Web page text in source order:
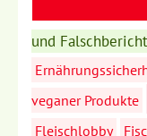
und
veganer Produkte
Fleischlobby